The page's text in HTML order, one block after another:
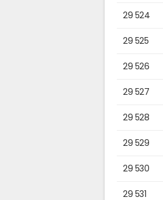
29 524
29 525
29 526
29 527
29 528
29 529
29 530
29 531